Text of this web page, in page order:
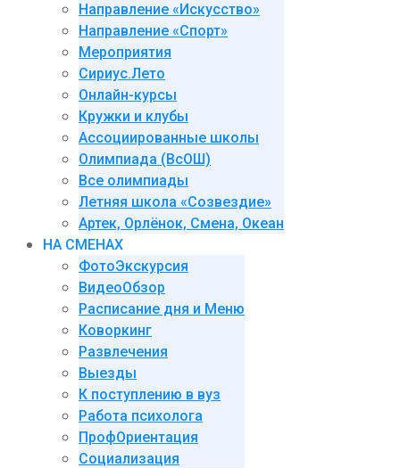
Направление «Искусство»
Направление «Спорт»
Мероприятия
Сириус.Лето
Онлайн-курсы
Кружки и клубы
Ассоциированные школы
Олимпиада (ВсОШ)
Все олимпиады
Летняя школа «Созвездие»
Артек, Орлёнок, Смена, Океан
НА СМЕНАХ
ФотоЭкскурсия
ВидеоОбзор
Расписание дня и Меню
Коворкинг
Развлечения
Выезды
К поступлению в вуз
Работа психолога
ПрофОриентация
Социализация